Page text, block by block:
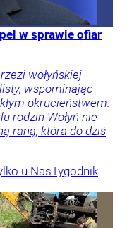
w sprawie ofiar
wołyńskiej
wspominając
okrucieństwem.
rodzin Wołyń nie
raną, która do dziś
u NasTygodnik